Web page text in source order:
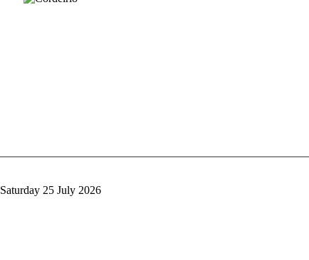
Saturday 25 July 2026